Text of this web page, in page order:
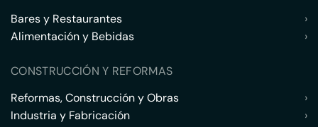
Bares y Restaurantes
›
Alimentación y Bebidas
›
CONSTRUCCIÓN Y REFORMAS
Reformas, Construcción y Obras
›
Industria y Fabricación
›